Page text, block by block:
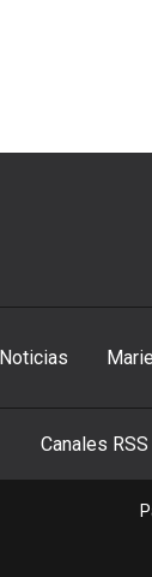
Noticias
Canales RSS